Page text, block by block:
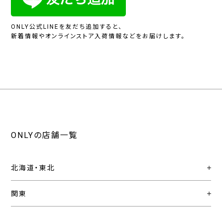
ONLY公式LINEを友だち追加すると、
新着情報やオンラインストア入荷情報などをお届けします。
ONLYの店舗一覧
北海道・東北
関東